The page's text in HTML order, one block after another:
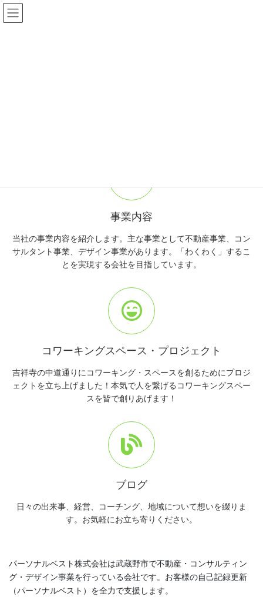
コ
ン
ナ
ビ
事業内容
当社の事業内容を紹介します。主な事業として不動産事業、コン
サルタント事業、デザイン事業があります。「わくわく」するこ
とを実現する会社を目指しています。
コワーキングスペース・プロジェクト
吉祥寺の中道通りにコワーキング・スペースを創るためにプロジ
ェクトを立ち上げました！本気で人を繋げるコワーキングスペー
スを皆で創りあげます！
ブログ
日々の出来事、経営、コーチング、地域について想いを綴りま
す。お気軽にお立ち寄りください。
パーソナルベスト株式会社は武蔵野市で不動産・コンサルティン
グ・デザイン事業を行っている会社です。お客様の自己記録更新
（パーソナルベスト）を全力で支援します。